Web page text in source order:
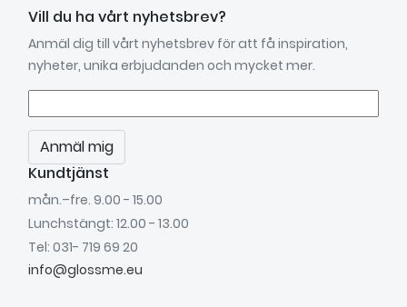
Vill du ha vårt nyhetsbrev?
Anmäl dig till vårt nyhetsbrev för att få inspiration,
nyheter, unika erbjudanden och mycket mer.
Anmäl mig
Kundtjänst
mån.–fre. 9.00 - 15.00
Lunchstängt: 12.00 - 13.00
Tel: 031- 719 69 20
info@glossme.eu